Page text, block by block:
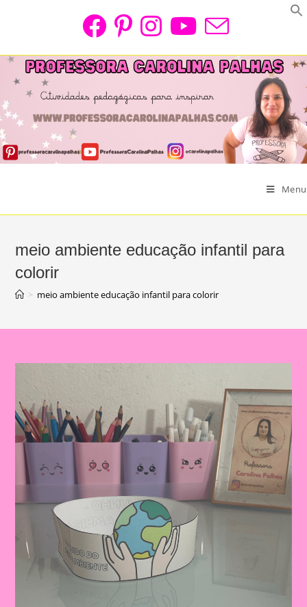
Menu
meio ambiente educação infantil para
colorir
> meio ambiente educação infantil para colorir